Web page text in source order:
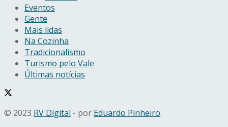
Eventos
Gente
Mais lidas
Na Cozinha
Tradicionalismo
Turismo pelo Vale
Últimas notícias
© 2023 RV Digital - por Eduardo Pinheiro.